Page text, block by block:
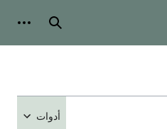
بحث
أدوات